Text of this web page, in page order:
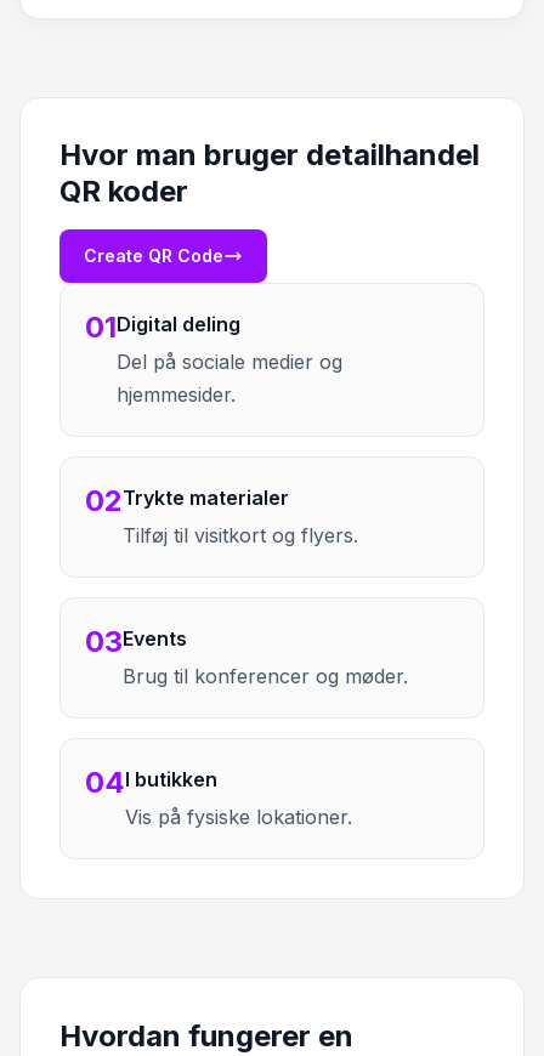
Hvor man bruger detailhandel
QR koder
Create QR Code
01Digital deling
Del på sociale medier og
hjemmesider.
02Trykte materialer
Tilføj til visitkort og flyers.
03Events
Brug til konferencer og møder.
04I butikken
Vis på fysiske lokationer.
Hvordan fungerer en